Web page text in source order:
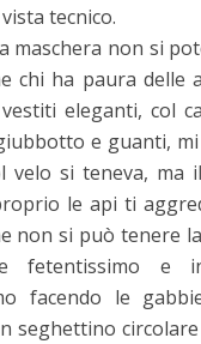
tecnico.
maschera non si
chi ha paura delle
eleganti, col
e guanti,
velo si teneva, ma
le api ti
non si può tenere
fetentissimo e
facendo le
seghettino